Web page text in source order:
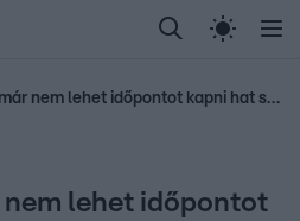
Randi Celeb vagyok,
Most Wanted Gallusz
Erre az évre már nem lehet időpontot kapni hat szakrendelésre Szigetszentmiklóson
nem lehet időpontot